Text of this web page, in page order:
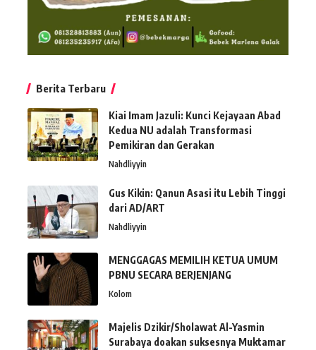
Berita Terbaru
Kiai Imam Jazuli: Kunci Kejayaan Abad
Kedua NU adalah Transformasi
Pemikiran dan Gerakan
Nahdliyyin
Gus Kikin: Qanun Asasi itu Lebih Tinggi
dari AD/ART
Nahdliyyin
MENGGAGAS MEMILIH KETUA UMUM
PBNU SECARA BERJENJANG
Kolom
Majelis Dzikir/Sholawat Al-Yasmin
Surabaya doakan suksesnya Muktamar